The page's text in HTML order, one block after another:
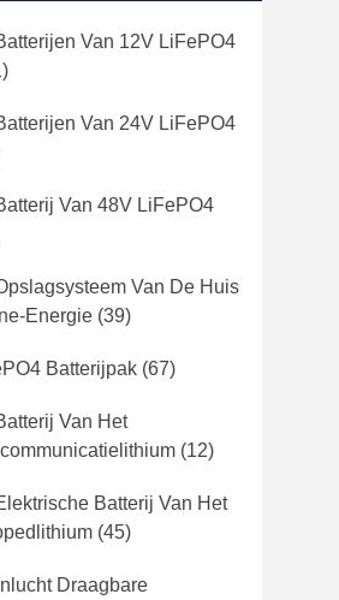
Van 12V LiFePO4
Van 24V LiFePO4
Van 48V LiFePO4
Van De Huis
Energie (39)
Batterijpak (67)
Van Het
(12)
Batterij Van Het
(45)
Draagbare